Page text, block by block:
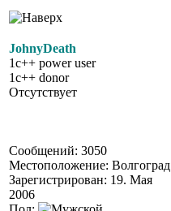
JohnyDeath
1c++ power user
1c++ donor
Отсутствует
Сообщений: 3050
Местоположение: Волгоград
Зарегистрирован: 19. Мая
2006